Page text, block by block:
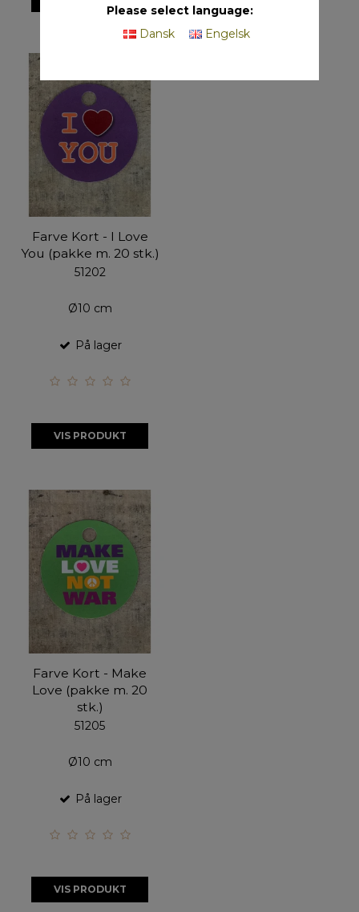
Farve Kort - I Love
You (pakke m. 20 stk.)
51202
Ø10 cm
På lager
VIS PRODUKT
Farve Kort - Make
Love (pakke m. 20
stk.)
51205
Ø10 cm
På lager
VIS PRODUKT
Please select language:
Dansk
Engelsk